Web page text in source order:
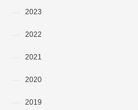
2023
2022
2021
2020
2019